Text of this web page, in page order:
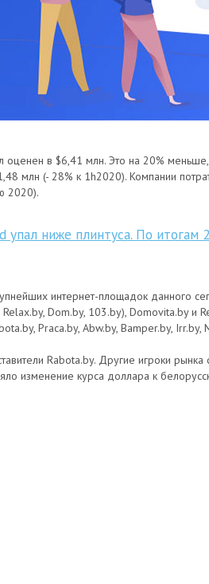
в $6,41 млн. Это на 20%
млн (- 28% к 1h2020). Компании
2020).
упал ниже плинтуса. По
интернет-площадок данного
Dom.by, 103.by), Domovita.by и
Praca.by, Abw.by, Bamper.by, Irr.by,
Rabota.by. Другие игроки
изменение курса доллара к